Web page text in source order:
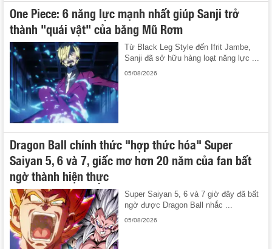
One Piece: 6 năng lực mạnh nhất giúp Sanji trở
thành "quái vật" của băng Mũ Rơm
Từ Black Leg Style đến Ifrit Jambe,
Sanji đã sở hữu hàng loạt năng lực ...
05/08/2026
Dragon Ball chính thức "hợp thức hóa" Super
Saiyan 5, 6 và 7, giấc mơ hơn 20 năm của fan bất
ngờ thành hiện thực
Super Saiyan 5, 6 và 7 giờ đây đã bất
ngờ được Dragon Ball nhắc ...
05/08/2026